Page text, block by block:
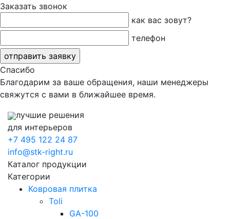
Заказать звонок
как вас зовут?
телефон
Спасибо
Благодарим за ваше обращения, наши менеджеры
свяжутся с вами в ближайшее время.
лучшие решения
для интерьеров
+7 495 122 24 87
info@stk-right.ru
Каталог продукции
Категории
Ковровая плитка
Toli
GA-100